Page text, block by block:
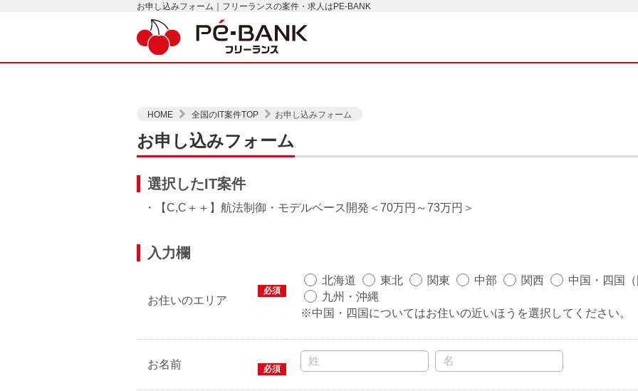
お申し込みフォーム｜フリーランスの案件・求人はPE-BANK
HOME 全国のIT案件TOP お申し込みフォーム
お申し込みフォーム
選択したIT案件
・【C,C＋＋】航法制御・モデルベース開発 70万円～73万円
入力欄
お住いのエリア
必須
北海道 東北 関東 中部 関西 中国・四国（
九州・沖縄
※中国・四国についてはお住いの近いほうを選択してください。
お名前 必須